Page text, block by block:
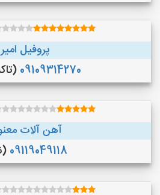
پروفیل امیر
09109314270
آهن آلات
09119049118